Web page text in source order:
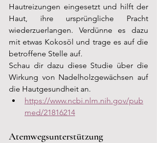
Hautreizungen eingesetzt und hilft der
Haut, ihre ursprüngliche Pracht
wiederzuerlangen. Verdünne es dazu
mit etwas Kokosöl und trage es auf die
betroffene Stelle auf.
Schau dir dazu diese Studie über die
Wirkung von Nadelholzgewächsen auf
die Hautgesundheit an.
https://www.ncbi.nlm.nih.gov/pub
med/21816214
Atemwegsunterstützung